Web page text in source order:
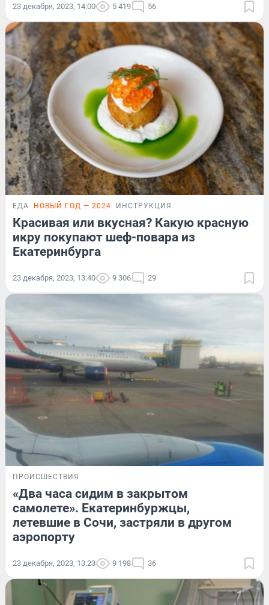
23 декабря, 2023, 14:00 5 419 56
ЕДА НОВЫЙ ГОД — 2024 ИНСТРУКЦИЯ
Красивая или вкусная? Какую красную
икру покупают шеф-повара из
Екатеринбурга
23 декабря, 2023, 13:40 9 306 29
ПРОИСШЕСТВИЯ
«Два часа сидим в закрытом
самолете». Екатеринбуржцы,
летевшие в Сочи, застряли в другом
аэропорту
23 декабря, 2023, 13:23 9 198 36